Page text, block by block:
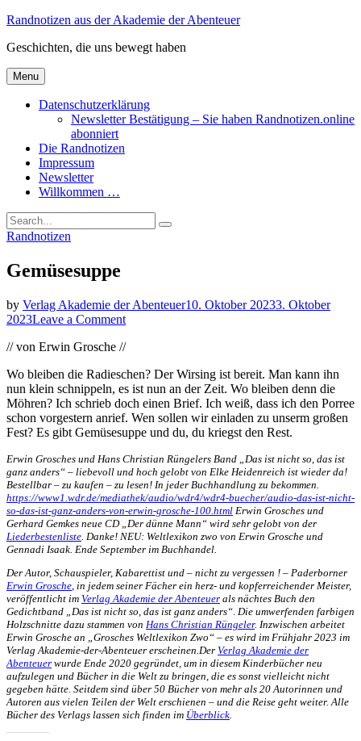
Skip
content
Randnotizen aus der Akademie der Abenteuer
Geschichten, die uns bewegt haben
Menu
Datenschutzerklärung
Newsletter Bestätigung – Sie haben Randnotizen.online
abonniert
Die Randnotizen
Impressum
Newsletter
Willkommen …
Search
for:
Search
Categories
Randnotizen
Gemüsesuppe
by Verlag Akademie der Abenteuer10. Oktober 20233. Oktober
2023Leave a Commenton
// von Erwin Grosche //
Wo bleiben die Radieschen? Der Wirsing ist bereit. Man kann ihn
nun klein schnippeln, es ist nun an der Zeit. Wo bleiben denn die
Möhren? Ich schrieb doch einen Brief. Ich weiß, dass ich den Porree
schon vorgestern anrief. Wen sollen wir einladen zu unserm großen
Fest? Es gibt Gemüsesuppe und du, du kriegst den Rest.
Erwin Grosches und Hans Christian Rüngelers Band „Das ist nicht so, das ist
ganz anders“ – liebevoll und hoch gelobt von Elke Heidenreich ist wieder da!
Bestellbar – zu kaufen – zu lesen! In jeder Buchhandlung zu bekommen.
https://www1.wdr.de/mediathek/audio/wdr4/wdr4-buecher/audio-das-ist-nicht-
so-das-ist-ganz-anders-von-erwin-grosche-100.html Erwin Grosches und
Gerhard Gemkes neue CD „Der dünne Mann“ wird sehr gelobt von der
Liederbestenliste . Danke! NEU: Weltlexikon zwo von Erwin Grosche und
Gennadi Isaak. Ende September im Buchhandel.
Der Autor, Schauspieler, Kabarettist und – nicht zu vergessen ! – Paderborner
Erwin Grosche , in jedem seiner Fächer ein herz- und kopferreichender Meister,
veröffentlicht im Verlag Akademie der Abenteuer als nächtes Buch den
Gedichtband „Das ist nicht so, das ist ganz anders“ Die umwerfenden farbigen
Holzschnitte dazu stammen von Hans Christian Rüngeler. Inzwischen arbeitet
Erwin Grosche an „Grosches Weltlexikon Zwo“ – es wird im Frühjahr 2023 im
Verlag Akademie-der-Abenteuer erscheinen.Der Verlag Akademie der
Abenteuer wurde Ende 2020 gegründet, um in diesem Kinderbücher neu
aufzulegen und Bücher in die Welt zu bringen, die es sonst vielleicht nicht
gegeben hätte. Seitdem sind über 50 Bücher von mehr als 20 Autorinnen und
Autoren aus vielen Teilen der Welt erschienen – und die Reise geht weiter. Alle
Bücher des Verlags lassen sich finden im Überblick